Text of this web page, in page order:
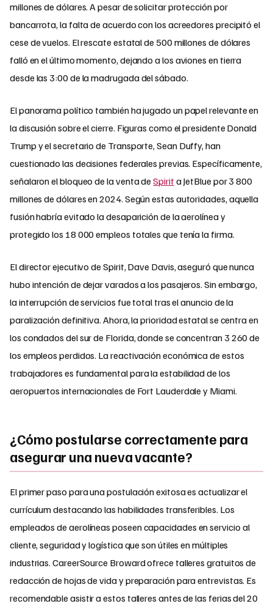
millones de dólares. A pesar de solicitar protección por
bancarrota, la falta de acuerdo con los acreedores precipitó el
cese de vuelos. El rescate estatal de 500 millones de dólares
falló en el último momento, dejando a los aviones en tierra
desde las 3:00 de la madrugada del sábado.
El panorama político también ha jugado un papel relevante en
la discusión sobre el cierre. Figuras como el presidente Donald
Trump y el secretario de Transporte, Sean Duffy, han
cuestionado las decisiones federales previas. Específicamente,
señalaron el bloqueo de la venta deSpirit a JetBlue por 3 800
millones de dólares en 2024. Según estas autoridades, aquella
fusión habría evitado la desaparición de la aerolínea y
protegido los 18 000 empleos totales que tenía la firma.
El director ejecutivo de Spirit, Dave Davis, aseguró que nunca
hubo intención de dejar varados a los pasajeros. Sin embargo,
la interrupción de servicios fue total tras el anuncio de la
paralización definitiva. Ahora, la prioridad estatal se centra en
los condados del sur de Florida, donde se concentran 3 260 de
los empleos perdidos. La reactivación económica de estos
trabajadores es fundamental para la estabilidad de los
aeropuertos internacionales de Fort Lauderdale y Miami.
¿Cómo postularse correctamente para
asegurar una nueva vacante?
El primer paso para una postulación exitosa es actualizar el
currículum destacando las habilidades transferibles. Los
empleados de aerolíneas poseen capacidades en servicio al
cliente, seguridad y logística que son útiles en múltiples
industrias. CareerSource Broward ofrece talleres gratuitos de
redacción de hojas de vida y preparación para entrevistas. Es
recomendable asistir a estos talleres antes de las ferias del 20